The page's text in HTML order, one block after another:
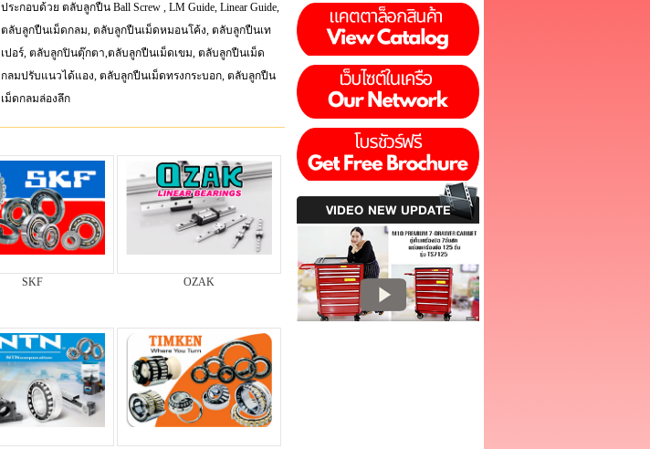
ประกอบด้วย ตลับลูกปืน Ball Screw , LM Guide, Linear Guide,
ตลับลูกปืนเม็ดกลม, ตลับลูกปืนเม็ดหมอนโค้ง, ตลับลูกปืนเท
เปอร์, ตลับลูกปินตุ๊กตา,ตลับลูกปืนเม็ดเขม, ตลับลูกปืนเม็ด
กลมปรับแนวได้แอง, ตลับลูกปืนเม็ดทรงกระบอก, ตลับลูกปืน
เม็ดกลมล่องลึก
SKF OZAK
VIDEO NEW UPDATE